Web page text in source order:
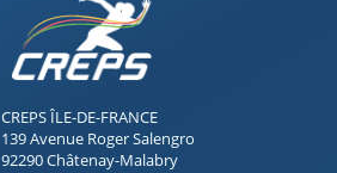
CREPS ÎLE-DE-FRANCE
139 Avenue Roger Salengro
92290 Châtenay-Malabry